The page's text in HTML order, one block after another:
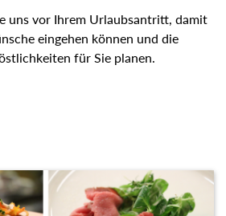
uns vor Ihrem Urlaubsantritt, damit
eingehen können und die
für Sie planen.